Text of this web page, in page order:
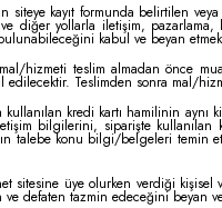
siteye kayıt formunda belirtilen
diğer yollarla iletişim, pazarlama,
kabul ve beyan
hizmeti teslim almadan önce
Teslimden sonra mal/
kullanılan kredi kartı hamilinin
bilgilerini, siparişte kullanılan
talebe konu bilgi/belgeleri temin
sitesine üye olurken verdiği
defaten tazmin edeceğini beyan